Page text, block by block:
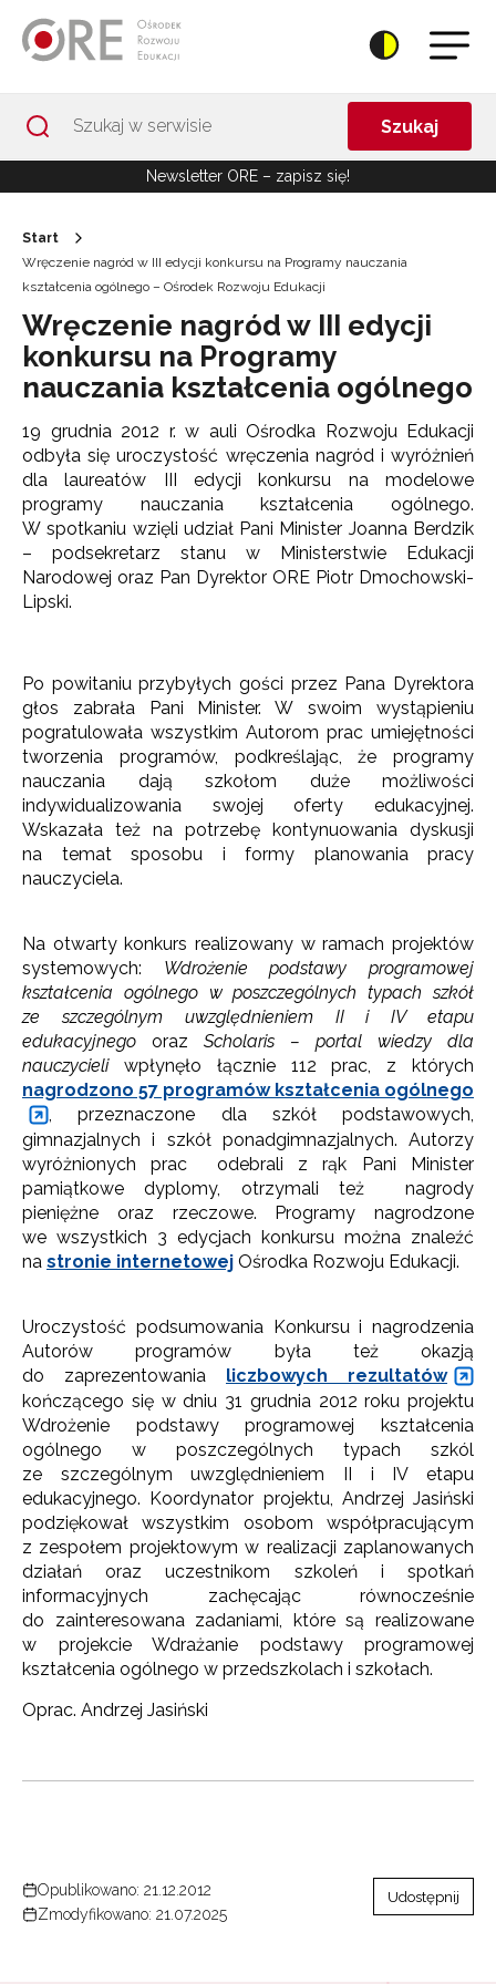
Szukaj
Newsletter ORE – zapisz się!
Start
Wręczenie nagród w III edycji konkursu na Programy nauczania
kształcenia ogólnego – Ośrodek Rozwoju Edukacji
Wręczenie nagród w III edycji
konkursu na Programy
nauczania kształcenia ogólnego
19 grudnia 2012 r. w auli Ośrodka Rozwoju Edukacji
odbyła się uroczystość wręczenia nagród i wyróżnień
dla laureatów III edycji konkursu na modelowe
programy nauczania kształcenia ogólnego.
W spotkaniu wzięli udział Pani Minister Joanna Berdzik
– podsekretarz stanu w Ministerstwie Edukacji
Narodowej oraz Pan Dyrektor ORE Piotr Dmochowski-
Lipski.
Po powitaniu przybyłych gości przez Pana Dyrektora
głos zabrała Pani Minister. W swoim wystąpieniu
pogratulowała wszystkim Autorom prac umiejętności
tworzenia programów, podkreślając, że programy
nauczania dają szkołom duże możliwości
indywidualizowania swojej oferty edukacyjnej.
Wskazała też na potrzebę kontynuowania dyskusji
na temat sposobu i formy planowania pracy
nauczyciela.
Na otwarty konkurs realizowany w ramach projektów
systemowych: Wdrożenie podstawy programowej
kształcenia ogólnego w poszczególnych typach szkół
ze szczególnym uwzględnieniem II i IV etapu
edukacyjnego oraz Scholaris – portal wiedzy dla
nauczycieli wpłynęło łącznie 112 prac, z których
nagrodzono 57 programów kształcenia ogólnego
, przeznaczone dla szkół podstawowych,
gimnazjalnych i szkół ponadgimnazjalnych. Autorzy
wyróżnionych prac odebrali z rąk Pani Minister
pamiątkowe dyplomy, otrzymali też nagrody
pieniężne oraz rzeczowe. Programy nagrodzone
we wszystkich 3 edycjach konkursu można znaleźć
na stronie internetowej Ośrodka Rozwoju Edukacji.
Uroczystość podsumowania Konkursu i nagrodzenia
Autorów programów była też okazją
do zaprezentowania liczbowych rezultatów
kończącego się w dniu 31 grudnia 2012 roku projektu
Wdrożenie podstawy programowej kształcenia
ogólnego w poszczególnych typach szkól
ze szczególnym uwzględnieniem II i IV etapu
edukacyjnego. Koordynator projektu, Andrzej Jasiński
podziękował wszystkim osobom współpracującym
z zespołem projektowym w realizacji zaplanowanych
działań oraz uczestnikom szkoleń i spotkań
informacyjnych zachęcając równocześnie
do zainteresowana zadaniami, które są realizowane
w projekcie Wdrażanie podstawy programowej
kształcenia ogólnego w przedszkolach i szkołach.
Oprac. Andrzej Jasiński
Opublikowano: 21.12.2012
Zmodyfikowano: 21.07.2025
Udostępnij